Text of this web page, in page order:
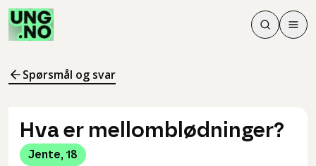
Søk
Søk
Meny
Spørsmål og svar
Hva er mellomblødninger?
Jente, 18